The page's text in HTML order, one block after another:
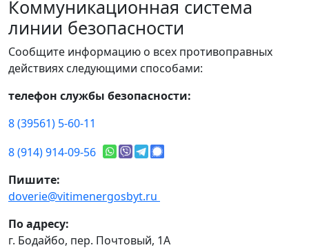
Коммуникационная система
линии безопасности
Сообщите информацию о всех противоправных
действиях следующими способами:
телефон службы безопасности:
8 (39561) 5-60-11
8 (914) 914-09-56
Пишите:
doverie@vitimenergosbyt.ru
По адресу:
г. Бодайбо, пер. Почтовый, 1А